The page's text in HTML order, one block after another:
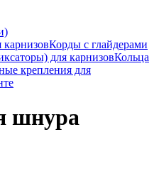
Корды с глайдерами
для карнизовКольца
крепления для
шнура